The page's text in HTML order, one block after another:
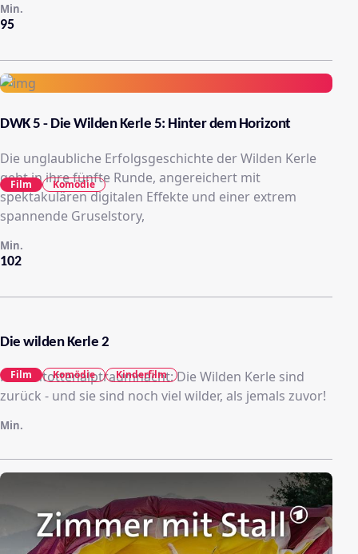
95
Min.
DWK 5 - Die Wilden Kerle 5: Hinter dem Horizont
Die unglaubliche Erfolgsgeschichte der Wilden Kerle
geht in ihre fünfte Runde, angereichert mit
spektakulären digitalen Effekte und einer extrem
spannende Gruselstory,
102
Min.
Film Komödie
Die wilden Kerle 2
Hottentottenalptraumnacht: Die Wilden Kerle sind
zurück - und sie sind noch viel wilder, als jemals zuvor!
Min.
Film Komödie Kinderfilm